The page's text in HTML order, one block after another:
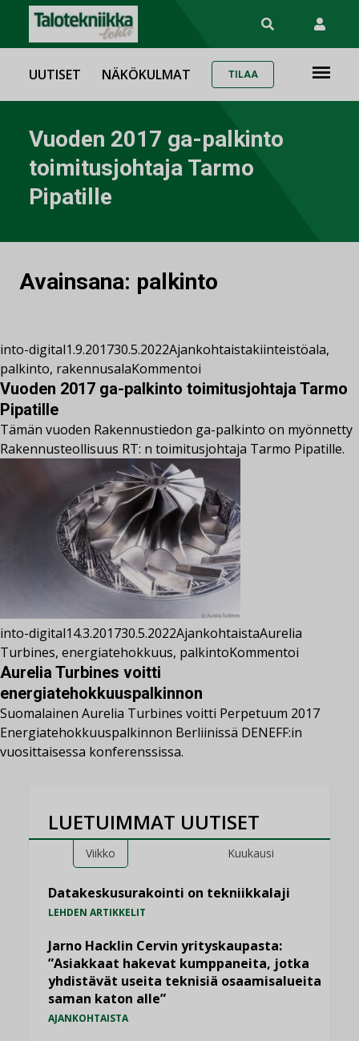
UUTISET NÄKÖKULMAT TILAA
Vuoden 2017 ga-palkinto
toimitusjohtaja Tarmo
Pipatille
Avainsana: palkinto
into-digital1.9.201730.5.2022Ajankohtaistakiinteistöala,
palkinto, rakennusalaKommentoi
Vuoden 2017 ga-palkinto toimitusjohtaja Tarmo
Pipatille
Tämän vuoden Rakennustiedon ga-palkinto on myönnetty
Rakennusteollisuus RT: n toimitusjohtaja Tarmo Pipatille.
into-digital14.3.201730.5.2022AjankohtaistaAurelia
Turbines, energiatehokkuus, palkintoKommentoi
Aurelia Turbines voitti
energiatehokkuuspalkinnon
Suomalainen Aurelia Turbines voitti Perpetuum 2017
Energiatehokkuuspalkinnon Berliinissä DENEFF:in
vuosittaisessa konferenssissa.
LUETUIMMAT UUTISET
Viikko Kuukausi
Datakeskusurakointi on tekniikkalaji
LEHDEN ARTIKKELIT
Jarno Hacklin Cervin yrityskaupasta:
”Asiakkaat hakevat kumppaneita, jotka
yhdistävät useita teknisiä osaamisalueita
saman katon alle”
AJANKOHTAISTA